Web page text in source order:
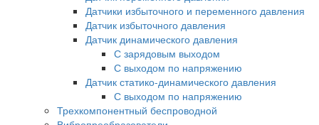
Датчики избыточного и переменного давления
Датчик избыточного давления
Датчик динамического давления
С зарядовым выходом
С выходом по напряжению
Датчик статико-динамического давления
С выходом по напряжению
Трехкомпонентный беспроводной